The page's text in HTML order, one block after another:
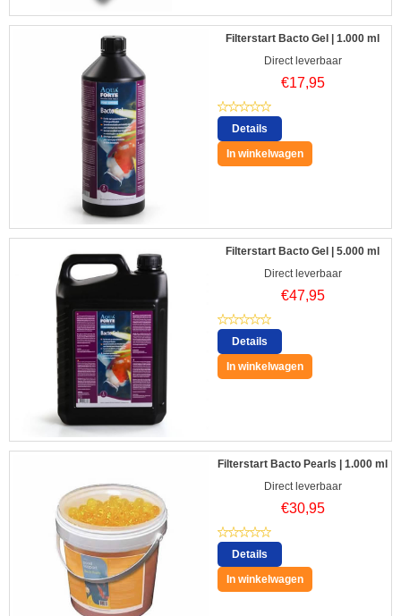
Filterstart Bacto Gel | 1.000 ml
Direct leverbaar
€17,95
Details
In winkelwagen
Filterstart Bacto Gel | 5.000 ml
Direct leverbaar
€47,95
Details
In winkelwagen
Filterstart Bacto Pearls | 1.000 ml
Direct leverbaar
€30,95
Details
In winkelwagen